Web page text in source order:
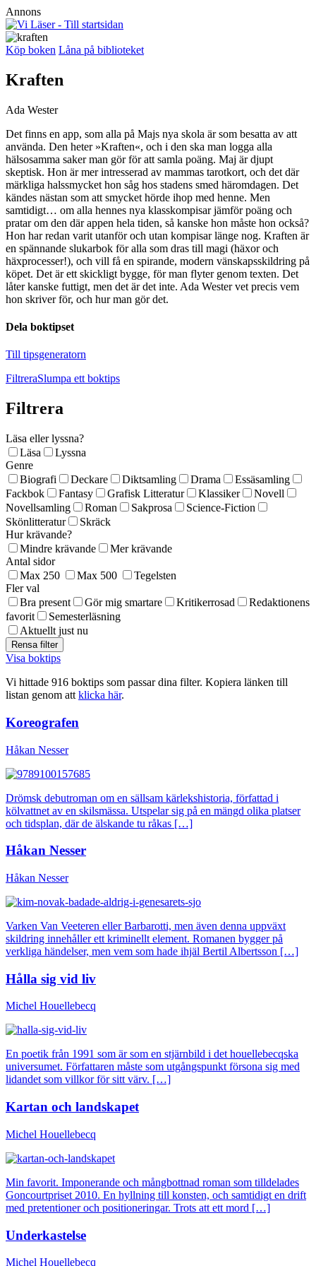
Annons
Köp boken Låna på biblioteket
Kraften
Ada Wester
Det finns en app, som alla på Majs nya skola är som besatta av att
använda. Den heter »Kraften«, och i den ska man logga alla
hälsosamma saker man gör för att samla poäng. Maj är djupt
skeptisk. Hon är mer intresserad av mammas tarotkort, och det där
märkliga halssmycket hon såg hos stadens smed häromdagen. Det
kändes nästan som att smycket hörde ihop med henne. Men
samtidigt… om alla hennes nya klasskompisar jämför poäng och
pratar om den där appen hela tiden, så kanske hon måste hon också?
Hon har redan varit utanför och utan kompisar länge nog. Kraften är
en spännande slukarbok för alla som dras till magi (häxor och
häxprocesser!), och vill få en spirande, modern vänskapsskildring på
köpet. Det är ett skickligt bygge, för man flyter genom texten. Det
låter kanske futtigt, men det är det inte. Ada Wester vet precis vem
hon skriver för, och hur man gör det.
Dela boktipset
Till tipsgeneratorn
FiltreraSlumpa ett boktips
Filtrera
Läsa eller lyssna?
Läsa
Lyssna
Genre
Biografi
Deckare Diktsamling Drama
Essäsamling
Fackbok
Fantasy Grafisk Litteratur Klassiker
Novell
Novellsamling
Roman Sakprosa
Science-Fiction
Skönlitteratur
Skräck
Hur krävande?
Mindre krävande
Mer krävande
Antal sidor
Max 250
Max 500
Tegelsten
Fler val
Bra present
Gör mig smartare Kritikerrosad
Redaktionens
favorit
Semesterläsning
Aktuellt just nu
Visa boktips
Vi hittade 916 boktips som passar dina filter. Kopiera länken till
listan genom att klicka här.
Koreografen
Håkan Nesser
Drömsk debutroman om en sällsam kärlekshistoria, författad i
kölvattnet av en skilsmässa. Utspelar sig på en mängd olika platser
och tidsplan, där de älskande tu råkas […]
Håkan Nesser
Håkan Nesser
Varken Van Veeteren eller Barbarotti, men även denna uppväxt
skildring innehåller ett kriminellt element. Romanen bygger på
verkliga händelser, men vem som hade ihjäl Bertil Albertsson […]
Hålla sig vid liv
Michel Houellebecq
En poetik från 1991 som är som en stjärnbild i det houellebecqska
universumet. Författaren måste som utgångspunkt försona sig med
lidandet som villkor för sitt värv. […]
Kartan och landskapet
Michel Houellebecq
Min favorit. Imponerande och mångbottnad roman som tilldelades
Goncourtpriset 2010. En hyllning till konsten, och samtidigt en drift
med pretentioner och positioneringar. Trots att ett mord […]
Underkastelse
Michel Houellebecq